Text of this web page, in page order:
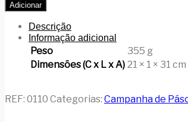
Adicionar
Descrição
Informação adicional
Peso
355 g
Dimensões (C x L x A) 21 × 1 × 31 cm
REF: 0110 Categorias: Campanha de